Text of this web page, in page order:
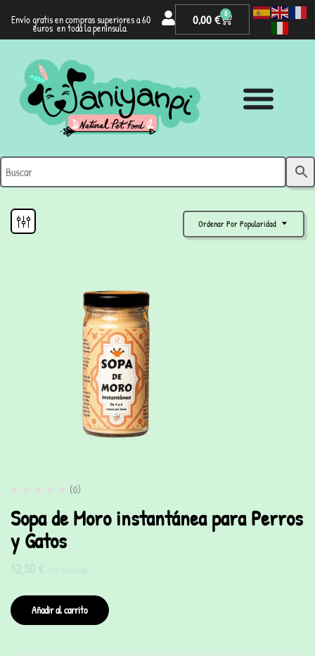
Envío gratis en compras superiores a 60
euros en toda la península.
0,00€ 0
Ordenar Por Popularidad
(0)
Sopa de Moro instantánea para Perros
y Gatos
Añadir al carrito